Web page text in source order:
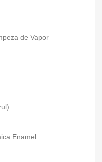
de Vapor
Enamel